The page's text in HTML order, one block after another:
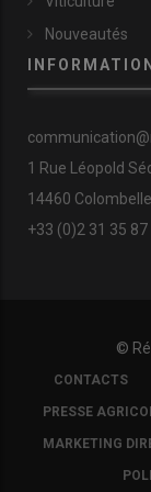
manœuvres,
fauche.Nous
environ 6
Les associés du
mètres de
Nouveautés
1 Rue Léopold
14460
+33 (0)2 31 35 87
©
FOOTER
COPYRIGHT
CONTACTS
PRESSE
MARKETING